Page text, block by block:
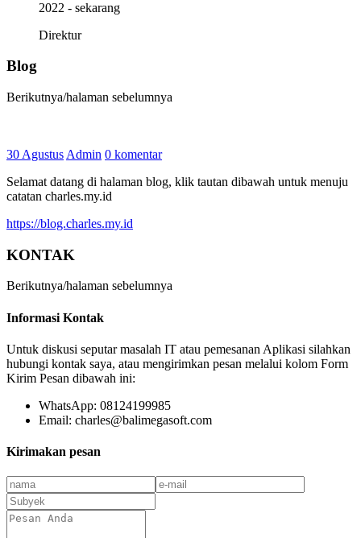
2022 - sekarang
Direktur
Blog
Berikutnya/halaman sebelumnya
30 Agustus Admin 0 komentar
Selamat datang di halaman blog, klik tautan dibawah untuk menuju
catatan charles.my.id
https://blog.charles.my.id
KONTAK
Berikutnya/halaman sebelumnya
Informasi Kontak
Untuk diskusi seputar masalah IT atau pemesanan Aplikasi silahkan
hubungi kontak saya, atau mengirimkan pesan melalui kolom Form
Kirim Pesan dibawah ini:
WhatsApp: 08124199985
Email: charles@balimegasoft.com
Kirimakan pesan